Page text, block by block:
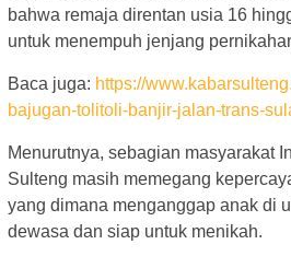
bahwa remaja direntan usia 16
untuk menempuh jenjang
Baca juga: https://
bajugan-tolitoli-banjir-jalan-trans-
Menurutnya, sebagian masyarakat
Sulteng masih memegang
yang dimana menganggap anak di
dewasa dan siap untuk menikah.